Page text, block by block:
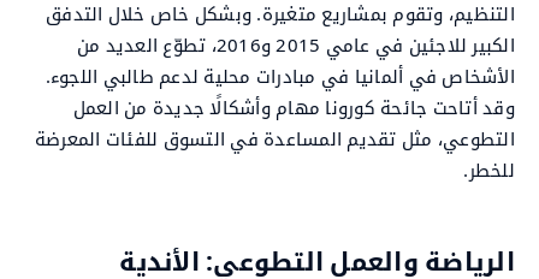
التنظيم، وتقوم بمشاريع متغيرة. وبشكل خاص خلال التدفق
الكبير للاجئين في عامي 2015 و2016، تطوّع العديد من
الأشخاص في ألمانيا في مبادرات محلية لدعم طالبي اللجوء.
وقد أتاحت جائحة كورونا مهام وأشكالًا جديدة من العمل
التطوعي، مثل تقديم المساعدة في التسوق للفئات المعرضة
للخطر.
الرياضة والعمل التطوعي: الأندية